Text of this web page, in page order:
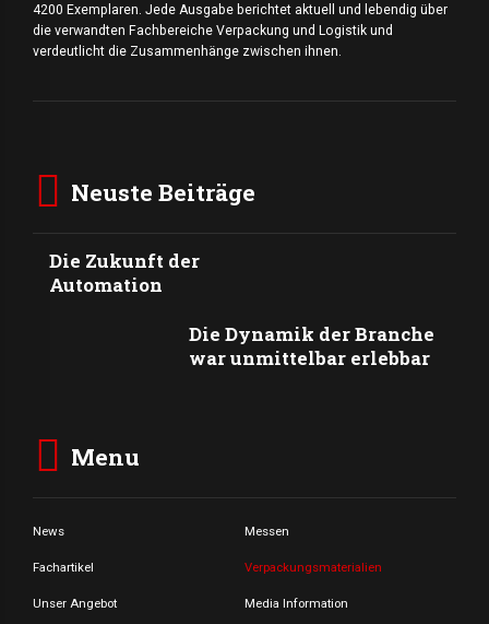
4200 Exemplaren. Jede Ausgabe berichtet aktuell und lebendig über
die verwandten Fachbereiche Verpackung und Logistik und
verdeutlicht die Zusammenhänge zwischen ihnen.
Neuste Beiträge
Die Zukunft der
Automation
Die Dynamik der Branche
war unmittelbar erlebbar
Menu
News Messen
Fachartikel Verpackungsmaterialien
Unser Angebot Media Information